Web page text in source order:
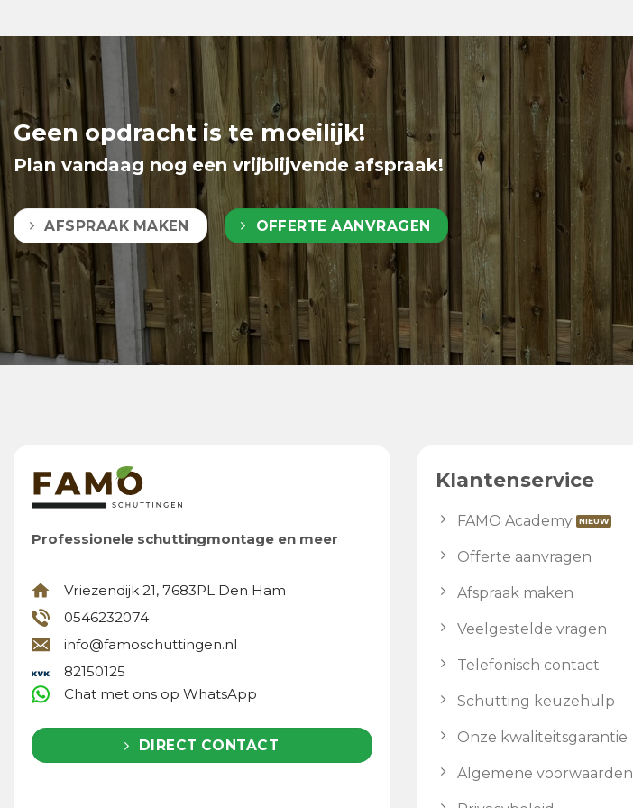
Geen opdracht is te moeilijk!
Plan vandaag nog een vrijblijvende afspraak!
AFSPRAAK MAKEN OFFERTE AANVRAGEN
Professionele schuttingmontage en meer
Vriezendijk 21, 7683PL Den Ham
0546232074
info@famoschuttingen.nl
82150125
Chat met ons op WhatsApp
DIRECT CONTACT
Klantenservice
FAMO Academy
Offerte aanvragen
Afspraak maken
Veelgestelde vragen
Telefonisch contact
Schutting keuzehulp
Onze kwaliteitsgarantie
Algemene voorwaarden